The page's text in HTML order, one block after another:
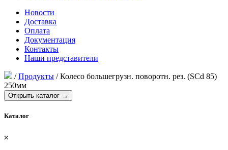
Новости
Доставка
Оплата
Документация
Контакты
Наши представители
/Продукты /Колесо большегрузн. поворотн. рез. (SCd 85)
250мм
Открыть каталог →
Каталог
𐄂